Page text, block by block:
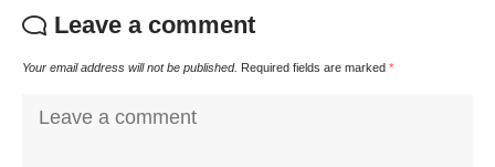
Leave a comment
Your email address will not be published. Required fields are marked *